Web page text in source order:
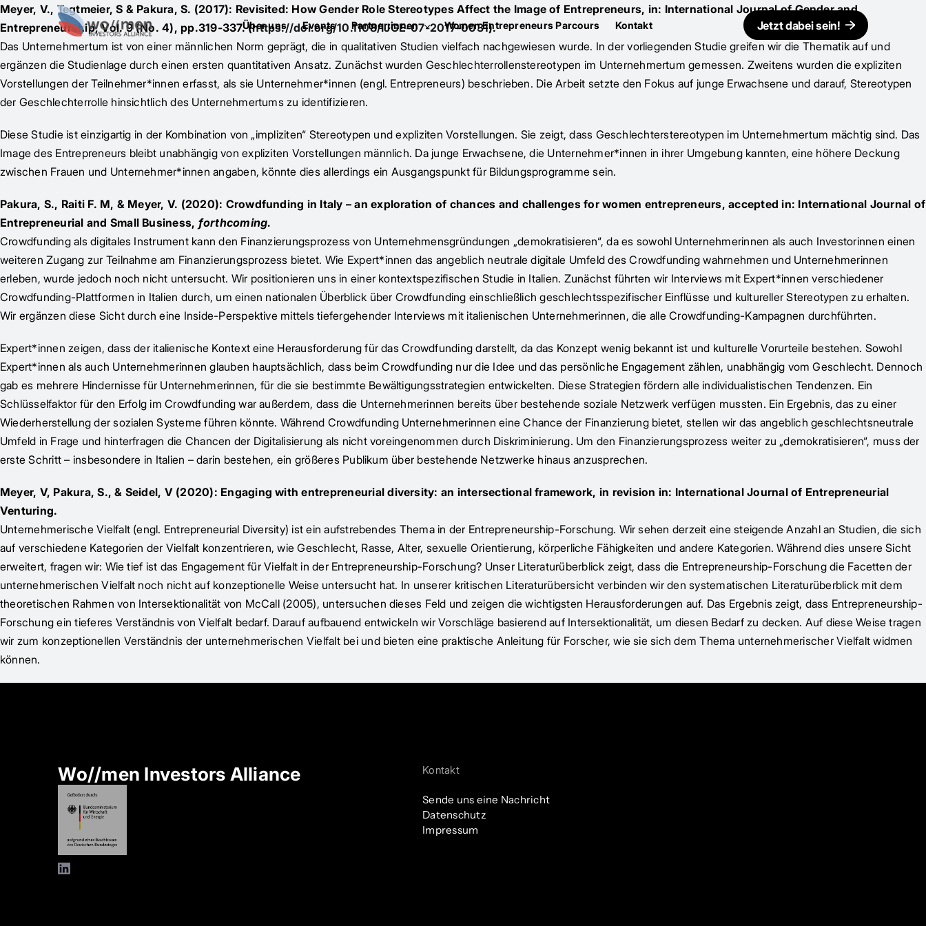
Über uns Events Partner:innen Women Entrepreneurs Parcours Kontakt Jetzt dabei sein!
Meyer, V., Tegtmeier, S & Pakura, S. (2017): Revisited: How Gender Role Stereotypes Affect the Image of Entrepreneurs, in: International Journal of Gender and
Entrepreneurship, Vol. 9 (No. 4), pp.319-337. (https://doi.org/10.1108/IJGE-07-2017-0031).
Das Unternehmertum ist von einer männlichen Norm geprägt, die in qualitativen Studien vielfach nachgewiesen wurde. In der vorliegenden Studie greifen wir die Thematik auf und
ergänzen die Studienlage durch einen ersten quantitativen Ansatz. Zunächst wurden Geschlechterrollenstereotypen im Unternehmertum gemessen. Zweitens wurden die expliziten
Vorstellungen der Teilnehmer*innen erfasst, als sie Unternehmer*innen (engl. Entrepreneurs) beschrieben. Die Arbeit setzte den Fokus auf junge Erwachsene und darauf, Stereotypen
der Geschlechterrolle hinsichtlich des Unternehmertums zu identifizieren.
Diese Studie ist einzigartig in der Kombination von „impliziten“ Stereotypen und expliziten Vorstellungen. Sie zeigt, dass Geschlechterstereotypen im Unternehmertum mächtig sind. Das
Image des Entrepreneurs bleibt unabhängig von expliziten Vorstellungen männlich. Da junge Erwachsene, die Unternehmer*innen in ihrer Umgebung kannten, eine höhere Deckung
zwischen Frauen und Unternehmer*innen angaben, könnte dies allerdings ein Ausgangspunkt für Bildungsprogramme sein.
Pakura, S., Raiti F. M, & Meyer, V. (2020): Crowdfunding in Italy – an exploration of chances and challenges for women entrepreneurs, accepted in: International Journal of
Entrepreneurial and Small Business, forthcoming.
Crowdfunding als digitales Instrument kann den Finanzierungsprozess von Unternehmensgründungen „demokratisieren“, da es sowohl Unternehmerinnen als auch Investorinnen einen
weiteren Zugang zur Teilnahme am Finanzierungsprozess bietet. Wie Expert*innen das angeblich neutrale digitale Umfeld des Crowdfunding wahrnehmen und Unternehmerinnen
erleben, wurde jedoch noch nicht untersucht. Wir positionieren uns in einer kontextspezifischen Studie in Italien. Zunächst führten wir Interviews mit Expert*innen verschiedener
Crowdfunding-Plattformen in Italien durch, um einen nationalen Überblick über Crowdfunding einschließlich geschlechtsspezifischer Einflüsse und kultureller Stereotypen zu erhalten.
Wir ergänzen diese Sicht durch eine Inside-Perspektive mittels tiefergehender Interviews mit italienischen Unternehmerinnen, die alle Crowdfunding-Kampagnen durchführten.
Expert*innen zeigen, dass der italienische Kontext eine Herausforderung für das Crowdfunding darstellt, da das Konzept wenig bekannt ist und kulturelle Vorurteile bestehen. Sowohl
Expert*innen als auch Unternehmerinnen glauben hauptsächlich, dass beim Crowdfunding nur die Idee und das persönliche Engagement zählen, unabhängig vom Geschlecht. Dennoch
gab es mehrere Hindernisse für Unternehmerinnen, für die sie bestimmte Bewältigungsstrategien entwickelten. Diese Strategien fördern alle individualistischen Tendenzen. Ein
Schlüsselfaktor für den Erfolg im Crowdfunding war außerdem, dass die Unternehmerinnen bereits über bestehende soziale Netzwerk verfügen mussten. Ein Ergebnis, das zu einer
Wiederherstellung der sozialen Systeme führen könnte. Während Crowdfunding Unternehmerinnen eine Chance der Finanzierung bietet, stellen wir das angeblich geschlechtsneutrale
Umfeld in Frage und hinterfragen die Chancen der Digitalisierung als nicht voreingenommen durch Diskriminierung. Um den Finanzierungsprozess weiter zu „demokratisieren“, muss der
erste Schritt – insbesondere in Italien – darin bestehen, ein größeres Publikum über bestehende Netzwerke hinaus anzusprechen.
Meyer, V, Pakura, S., & Seidel, V (2020): Engaging with entrepreneurial diversity: an intersectional framework, in revision in: International Journal of Entrepreneurial
Venturing.
Unternehmerische Vielfalt (engl. Entrepreneurial Diversity) ist ein aufstrebendes Thema in der Entrepreneurship-Forschung. Wir sehen derzeit eine steigende Anzahl an Studien, die sich
auf verschiedene Kategorien der Vielfalt konzentrieren, wie Geschlecht, Rasse, Alter, sexuelle Orientierung, körperliche Fähigkeiten und andere Kategorien. Während dies unsere Sicht
erweitert, fragen wir: Wie tief ist das Engagement für Vielfalt in der Entrepreneurship-Forschung? Unser Literaturüberblick zeigt, dass die Entrepreneurship-Forschung die Facetten der
unternehmerischen Vielfalt noch nicht auf konzeptionelle Weise untersucht hat. In unserer kritischen Literaturübersicht verbinden wir den systematischen Literaturüberblick mit dem
theoretischen Rahmen von Intersektionalität von McCall (2005), untersuchen dieses Feld und zeigen die wichtigsten Herausforderungen auf. Das Ergebnis zeigt, dass Entrepreneurship-
Forschung ein tieferes Verständnis von Vielfalt bedarf. Darauf aufbauend entwickeln wir Vorschläge basierend auf Intersektionalität, um diesen Bedarf zu decken. Auf diese Weise tragen
wir zum konzeptionellen Verständnis der unternehmerischen Vielfalt bei und bieten eine praktische Anleitung für Forscher, wie sie sich dem Thema unternehmerischer Vielfalt widmen
können.
Wo//men Investors Alliance Kontakt
Sende uns eine Nachricht
Datenschutz
Impressum